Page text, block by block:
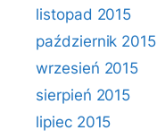
listopad 2015
październik 2015
wrzesień 2015
sierpień 2015
lipiec 2015